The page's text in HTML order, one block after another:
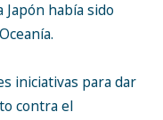
Japón había sido
iniciativas para dar
contra el